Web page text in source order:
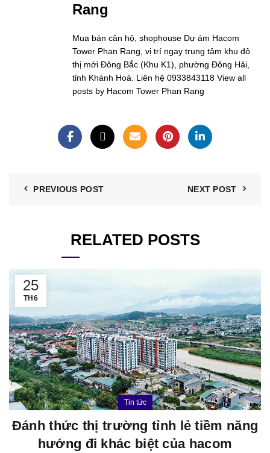
Rang
Mua bán căn hộ, shophouse Dự ám Hacom
Tower Phan Rang, vị trí ngay trung tâm khu đô
thị mới Đông Bắc (Khu K1), phường Đông Hải,
tỉnh Khánh Hoà. Liên hệ 0933843118 View all
posts by Hacom Tower Phan Rang
PREVIOUS POST NEXT POST
RELATED POSTS
25
TH6
Tin tức
Đánh thức thị trường tỉnh lẻ tiềm năng
hướng đi khác biệt của hacom